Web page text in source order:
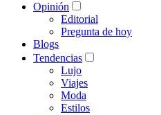
Opinión
Editorial
Pregunta de hoy
Blogs
Tendencias
Lujo
Viajes
Moda
Estilos